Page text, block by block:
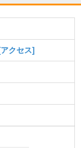
[アクセス]